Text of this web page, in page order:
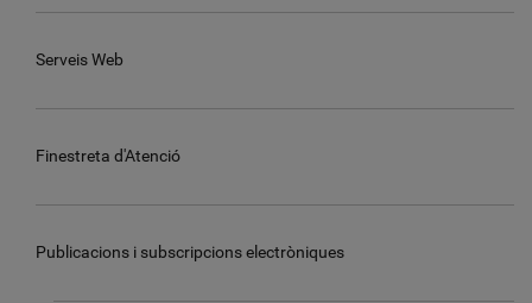
Serveis Web
Finestreta d'Atenció
Publicacions i subscripcions electròniques